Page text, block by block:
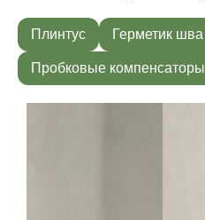
Плинтус Герметик шва
Пробковые компенсаторы